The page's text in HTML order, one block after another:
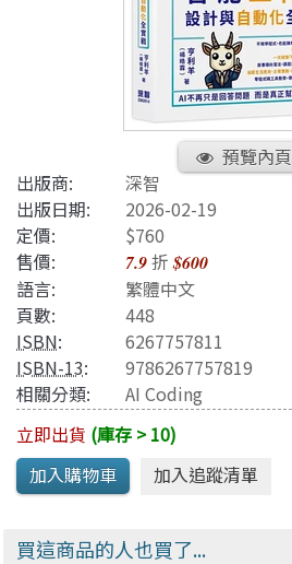
預覽內頁
出版商:
深智
出版日期:
2026-02-19
定價:
$760
售價:
7.9折$600
語言:
繁體中文
頁數:
448
ISBN:
6267757811
ISBN-13:
9786267757819
相關分類:
AI Coding
立即出貨 (庫存 > 10)
買這商品的人也買了...